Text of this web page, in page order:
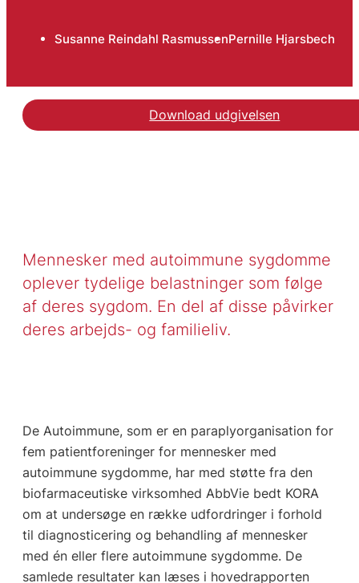
Susanne Reindahl RasmussenPernille Hjarsbech
Download udgivelsen
Mennesker med autoimmune sygdomme
oplever tydelige belastninger som følge
af deres sygdom. En del af disse påvirker
deres arbejds- og familieliv.
De Autoimmune, som er en paraplyorganisation for
fem patientforeninger for mennesker med
autoimmune sygdomme, har med støtte fra den
biofarmaceutiske virksomhed AbbVie bedt KORA
om at undersøge en række udfordringer i forhold
til diagnosticering og behandling af mennesker
med én eller flere autoimmune sygdomme. De
samlede resultater kan læses i hovedrapporten